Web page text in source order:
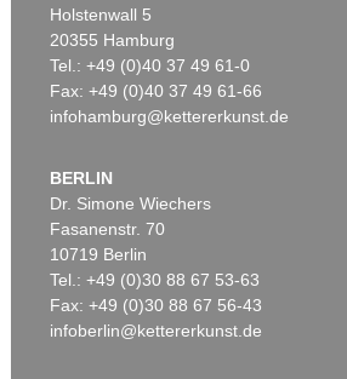
Auktion 606 - Lot 59
H. PECHSTEIN
Zwei liegende Mädchen , 1910
Ergebnis:€ 1.935.000
Holstenwall 5
20355 Hamburg
Tel.: +49 (0)40 37 49 61-0
Fax: +49 (0)40 37 49 61-66
infohamburg@kettererkunst.de
BERLIN
Dr. Simone Wiechers
Fasanenstr. 70
10719 Berlin
Tel.: +49 (0)30 88 67 53-63
Fax: +49 (0)30 88 67 56-43
infoberlin@kettererkunst.de